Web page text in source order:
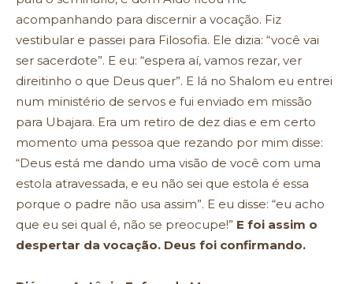
acompanhando para discernir a vocação. Fiz
vestibular e passei para Filosofia. Ele dizia: “você vai
ser sacerdote”. E eu: “espera aí, vamos rezar, ver
direitinho o que Deus quer”. E lá no Shalom eu entrei
num ministério de servos e fui enviado em missão
para Ubajara. Era um retiro de dez dias e em certo
momento uma pessoa que rezando por mim disse:
“Deus está me dando uma visão de você com uma
estola atravessada, e eu não sei que estola é essa
porque o padre não usa assim”. E eu disse: “eu acho
que eu sei qual é, não se preocupe!” E foi assim o
despertar da vocação. Deus foi confirmando.